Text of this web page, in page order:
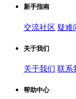
新手指南
交流社区 疑难
关于我们
关于我们 联系
帮助中心